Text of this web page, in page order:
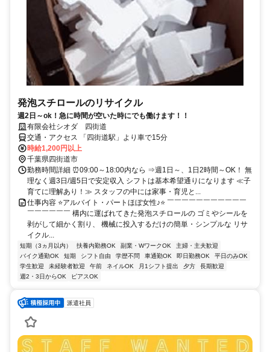
発泡スチロールのリサイクル
週2日～ok！急に時間が空いた時にでも働けます！！
有限会社シオダ 四街道
交通・アクセス 「四街道駅」より車で15分
時給1,200円以上
千葉県四街道市
勤務時間詳細 ⏰09:00～18:00内なら ⇒週1日～、1日2時間～OK！ 無
理なく週3日/週5日で安定収入 シフトは基本希望通りになります ≪子
育てに理解あり！≫ スタッフの中には家事・育児と...
仕事内容 ⭐アルバイト・パートほぼ女性♪⭐ ￣￣￣￣￣￣￣￣￣￣￣
￣￣￣￣￣￣ 構内に運ばれてきた発泡スチロールの ゴミやシールを
剥がして細かく割り、 機械に投入するだけの簡単・シンプルな リサ
イクル...
短期（3ヵ月以内） 扶養内勤務OK 副業・WワークOK
主婦・主夫歓迎
バイク通勤OK
短期 シフト自由 学歴不問 車通勤OK 即日勤務OK
平日のみOK
学生歓迎
未経験者歓迎 午前 ネイルOK 月1シフト提出 夕方
長期歓迎
週2・3日からOK
ピアスOK
派遣社員